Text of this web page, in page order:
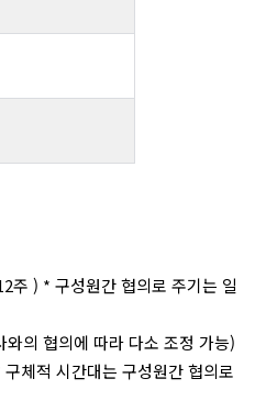
) * 구성원간 협의로 주기는 일
의 협의에 따라 다소 조정 가능)
체적 시간대는 구성원간 협의로